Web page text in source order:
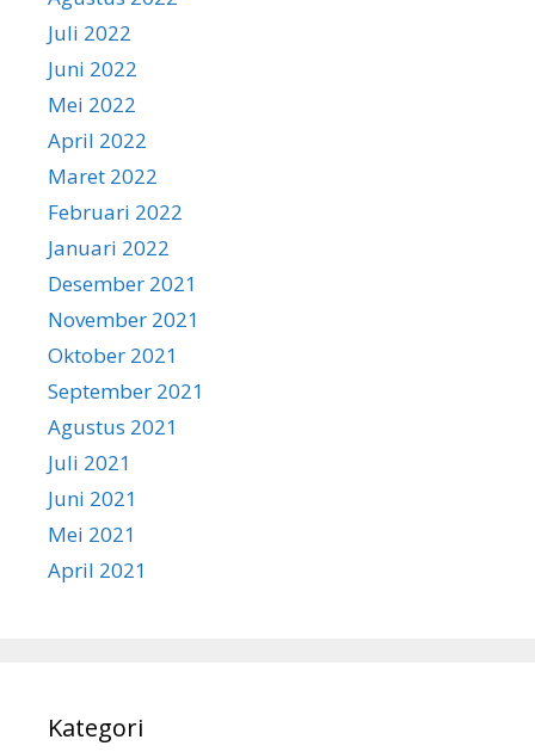
Juli 2022
Juni 2022
Mei 2022
April 2022
Maret 2022
Februari 2022
Januari 2022
Desember 2021
November 2021
Oktober 2021
September 2021
Agustus 2021
Juli 2021
Juni 2021
Mei 2021
April 2021
Kategori